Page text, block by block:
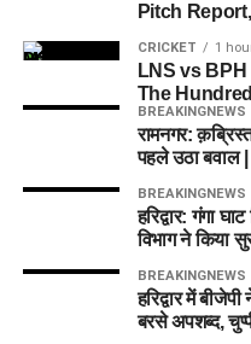
5 एकड़ जमीन की
आलंबन गांव विकसित करने के
बताई गई है। विभाग की पहली
आसपास जमीन तलाशने की थी,
नहीं हो पाई है। अब विभाग की
जमीन की तलाश की जा रही है।
इसके लिए उपयुक्त जमीन मिल
इसके अलावा उत्तरकाशी जिले के
संभावनाएं देखी जा रही हैं।
और परिस्थितियां आलंबन गांव के
Pitch
CRICKET 1
LNS vs
The
BREAKINGNEWS
रामनगर:
पहले उठा बवाल |
BREAKINGNEWS
हरिद्वार: गंगा
विभाग ने किया
BREAKINGNEWS
हरिद्वार में
बरसे अपशब्द,